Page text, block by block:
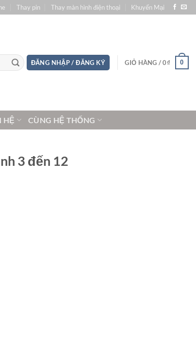
Thay pin Thay màn hình điện thoại Khuyến Mại
ĐĂNG NHẬP / ĐĂNG KÝ GIỎ HÀNG /0₫ 0
HỆ CÙNG HỆ THỐNG
3 đến 12